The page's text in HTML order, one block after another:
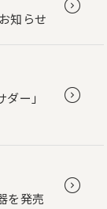
知らせ
ー」
を発売